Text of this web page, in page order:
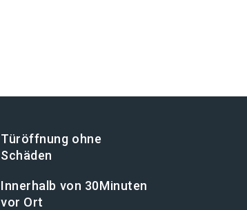
Türöffnung ohne
Schäden
Innerhalb von 30Minuten
vor Ort